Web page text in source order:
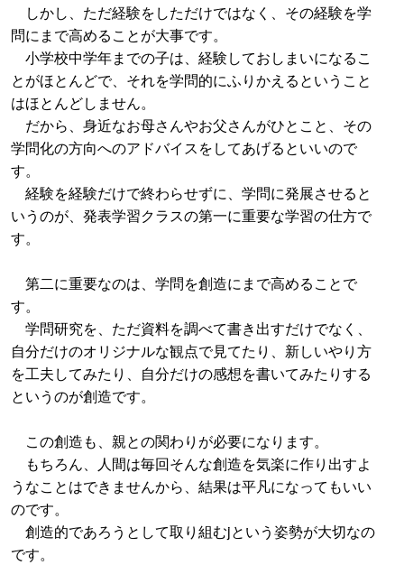
しかし、ただ経験をしただけではなく、その経験を学
問にまで高めることが大事です。
小学校中学年までの子は、経験しておしまいになるこ
とがほとんどで、それを学問的にふりかえるということ
はほとんどしません。
だから、身近なお母さんやお父さんがひとこと、その
学問化の方向へのアドバイスをしてあげるといいので
す。
経験を経験だけで終わらせずに、学問に発展させると
いうのが、発表学習クラスの第一に重要な学習の仕方で
す。
第二に重要なのは、学問を創造にまで高めることで
す。
学問研究を、ただ資料を調べて書き出すだけでなく、
自分だけのオリジナルな観点で見てたり、新しいやり方
を工夫してみたり、自分だけの感想を書いてみたりする
というのが創造です。
この創造も、親との関わりが必要になります。
もちろん、人間は毎回そんな創造を気楽に作り出すよ
うなことはできませんから、結果は平凡になってもいい
のです。
創造的であろうとして取り組むjという姿勢が大切なの
です。